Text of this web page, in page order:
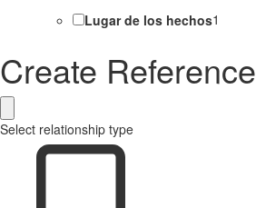
Lugar de los hechos1
Create Reference
Select relationship type